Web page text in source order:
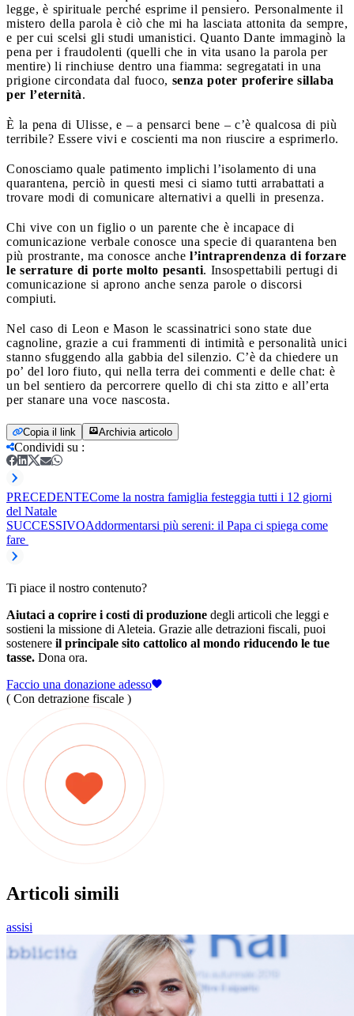
legge, è spirituale perché esprime il pensiero. Personalmente il
mistero della parola è ciò che mi ha lasciata attonita da sempre,
e per cui scelsi gli studi umanistici. Quanto Dante immaginò la
pena per i fraudolenti (quelli che in vita usano la parola per
mentire) li rinchiuse dentro una fiamma: segregatati in una
prigione circondata dal fuoco, senza poter proferire sillaba
per l’eternità.
È la pena di Ulisse, e – a pensarci bene – c’è qualcosa di più
terribile? Essere vivi e coscienti ma non riuscire a esprimerlo.
Conosciamo quale patimento implichi l’isolamento di una
quarantena, perciò in questi mesi ci siamo tutti arrabattati a
trovare modi di comunicare alternativi a quelli in presenza.
Chi vive con un figlio o un parente che è incapace di
comunicazione verbale conosce una specie di quarantena ben
più prostrante, ma conosce anche l’intraprendenza di forzare
le serrature di porte molto pesanti. Insospettabili pertugi di
comunicazione si aprono anche senza parole o discorsi
compiuti.
Nel caso di Leon e Mason le scassinatrici sono state due
cagnoline, grazie a cui frammenti di intimità e personalità unici
stanno sfuggendo alla gabbia del silenzio. C’è da chiedere un
po’ del loro fiuto, qui nella terra dei commenti e delle chat: è
un bel sentiero da percorrere quello di chi sta zitto e all’erta
per stanare una voce nascosta.
Copia il link Archivia articolo
Condividi su :
PRECEDENTECome la nostra famiglia festeggia tutti i 12 giorni
del Natale
SUCCESSIVOAddormentarsi più sereni: il Papa ci spiega come
fare
Ti piace il nostro contenuto?
Aiutaci a coprire i costi di produzione degli articoli che leggi e
sostieni la missione di Aleteia. Grazie alle detrazioni fiscali, puoi
sostenere il principale sito cattolico al mondo riducendo le tue
tasse. Dona ora.
Faccio una donazione adesso
( Con detrazione fiscale )
Articoli simili
assisi